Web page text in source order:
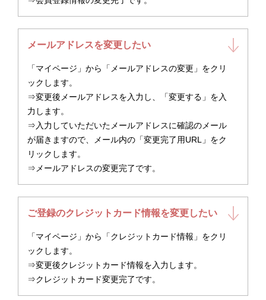
メールアドレスを変更したい
「マイページ」から「メールアドレスの変更」をクリ
ックします。
⇒変更後メールアドレスを入力し、「変更する」を入
力します。
⇒入力していただいたメールアドレスに確認のメール
が届きますので、メール内の「変更完了用URL」をク
リックします。
⇒メールアドレスの変更完了です。
ご登録のクレジットカード情報を変更したい
「マイページ」から「クレジットカード情報」をクリ
ックします。
⇒変更後クレジットカード情報を入力します。
⇒クレジットカード変更完了です。